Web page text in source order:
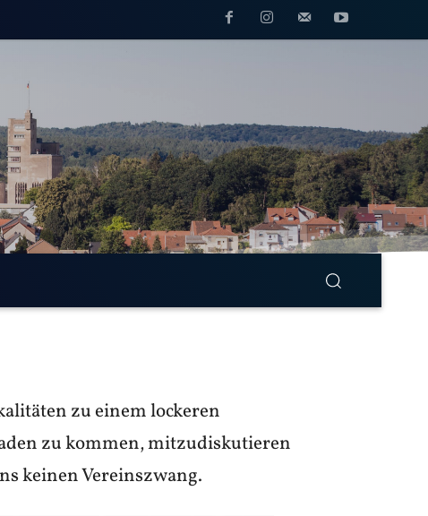
zu einem lockeren
zu kommen, mitzudiskutieren
keinen Vereinszwang.